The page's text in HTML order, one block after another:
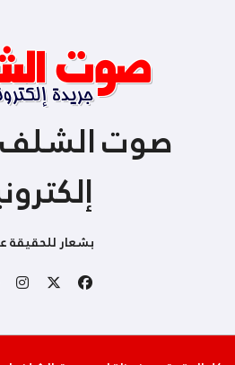
صوت الشلف
بشعار للحقيقة